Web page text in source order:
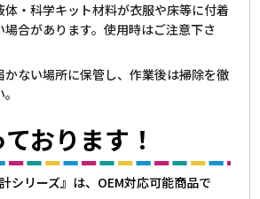
体・科学キット材料が衣服や床等に付着
場合があります。使用時はご注意下さ
かない場所に保管し、作業後は掃除を徹
おります！
シリーズ』は、OEM対応可能商品で